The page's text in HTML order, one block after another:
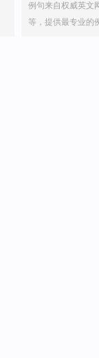
例句来自权威英文
等，提供最专业的